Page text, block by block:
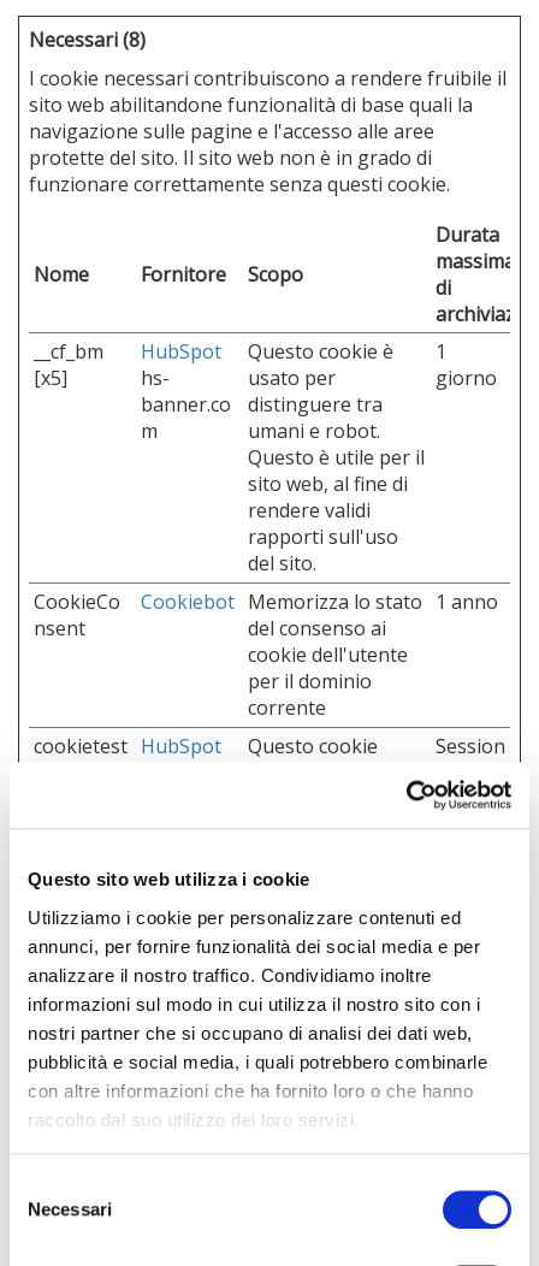
Questo sito web utilizza i cookie
Utilizziamo i cookie per personalizzare contenuti ed
annunci, per fornire funzionalità dei social media e per
analizzare il nostro traffico. Condividiamo inoltre
informazioni sul modo in cui utilizza il nostro sito con i
nostri partner che si occupano di analisi dei dati web,
pubblicità e social media, i quali potrebbero combinarle
con altre informazioni che ha fornito loro o che hanno
raccolto dal suo utilizzo dei loro servizi.
delNecessari
Necessari (8)
I cookie necessari contribuiscono a rendere fruibile il
sito web abilitandone funzionalità di base quali la
navigazione sulle pagine e l'accesso alle aree
protette del sito. Il sito web non è in grado di
funzionare correttamente senza questi cookie.
Nome Fornitore Scopo
Durata
massima
di
__cf_bm
[x5]
HubSpot
hs-
banner.co
m
Questo cookie è
usato per
distinguere tra
umani e robot.
Questo è utile per il
sito web, al fine di
rendere validi
rapporti sull'uso
del sito.
1
giorno
CookieCo
nsent
Cookiebot Memorizza lo stato
del consenso ai
cookie dell'utente
per il dominio
corrente
1 anno
cookietest HubSpot
Questo cookie
visitatore ha
consenso
all’utilizzo dei
cookie.
Session
PHPSESSI
D
www.mast
ergroupsp
ort.com
Preserva gli stati
dell'utente nelle
diverse pagine del
sito.
e
Statistiche (6)
capire come i visitatori interagiscono con i siti
raccogliendo e trasmettendo informazioni in forma